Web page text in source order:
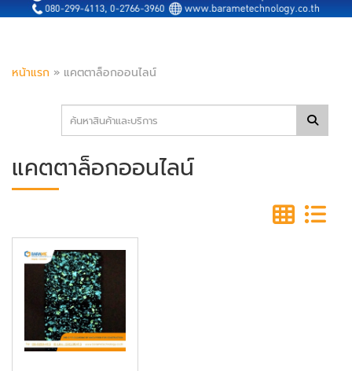
หน้าแรก » แคตตาล็อกออนไลน์
แคตตาล็อกออนไลน์